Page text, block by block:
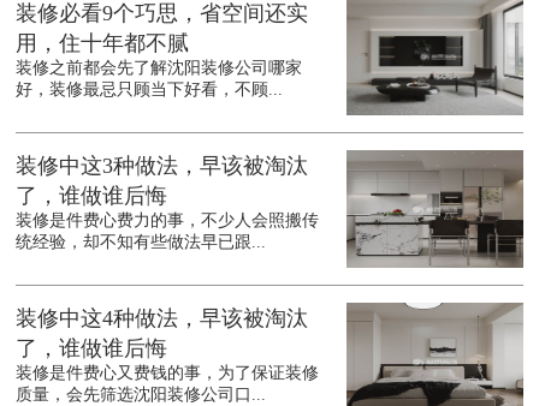
装修必看9个巧思，省空间还实
用，住十年都不腻
装修之前都会先了解沈阳装修公司哪家
好，装修最忌只顾当下好看，不顾...
装修中这3种做法，早该被淘汰
了，谁做谁后悔
装修是件费心费力的事，不少人会照搬传
统经验，却不知有些做法早已跟...
装修中这4种做法，早该被淘汰
了，谁做谁后悔
装修是件费心又费钱的事，为了保证装修
质量，会先筛选沈阳装修公司口...